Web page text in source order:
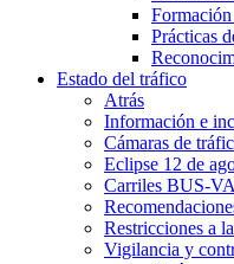
Prácticas
Estado del tráfico
Atrás
Información e
Cámaras de
Eclipse 12 de
Carriles BUS-
Restricciones a
Vigilancia y